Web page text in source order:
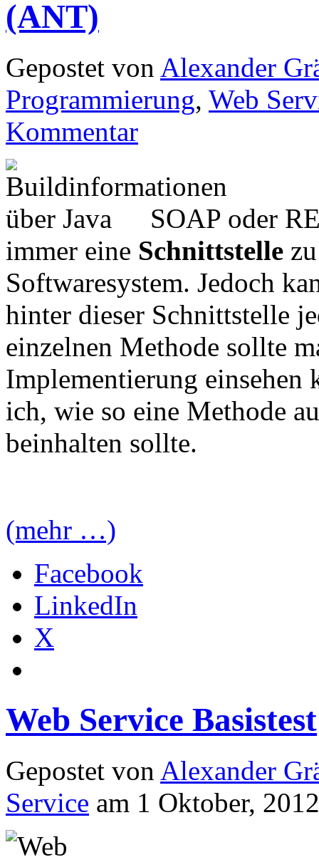
(ANT)
Gepostet von Alexander
Programmierung, Web
Kommentar
SOAP oder
immer eine Schnittstelle
Softwaresystem. Jedoch
hinter dieser Schnittstelle
einzelnen Methode sollte
Implementierung einsehen
ich, wie so eine Methode
beinhalten sollte.
(mehr …)
Facebook
LinkedIn
X
Web Service Basistest
Gepostet von Alexander
Service am 1 Oktober,